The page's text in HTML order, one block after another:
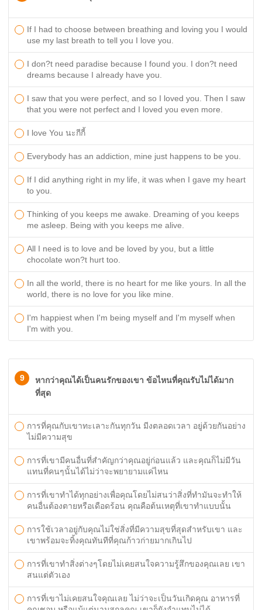
If I had to choose between breathing and loving you I would
use my last breath to tell you I love you.
I don?t need paradise because I found you. I don?t need
dreams because I already have you.
I saw that you were perfect, and so I loved you. Then I saw
that you were not perfect and I loved you even more.
I love You นะกีกี้
Everybody has an addiction, mine just happens to be you.
If I did anything right in my life, it was when I gave my heart
to you.
Thinking of you keeps me awake. Dreaming of you keeps
me asleep. Being with you keeps me alive.
All I need is to love and be loved by you, but a little
chocolate won?t hurt too.
In all the world, there is no heart for me like yours. In all the
world, there is no love for you like mine.
I'm happiest when I'm being myself and I'm myself when
I'm with you.
9
หากว่าคุณได้เป็นคนรักของเขา ข้อไหนที่คุณรับไม่ได้มาก
ที่สุด
การที่คุณกับเขาทะเลาะกันทุกวัน มีงตลอดเวลา อยู่ด้วยกันอย่าง
ไม่มีความสุข
การที่เขามีคนอื่นที่สำคัญกว่าคุณอยู่ก่อนแล้ว และคุณก็ไม่มีวัน
แทนที่คนๆนั้นได้ไม่ว่าจะพยายามแค่ไหน
การที่เขาทำได้ทุกอย่างเพื่อคุณโดยไม่สนว่าสิ่งที่ทำมันจะทำให้
คนอื่นต้องตายหรือเดือดร้อน คุณคือต้นเหตุที่เขาทำแบบนั้น
การใช้เวลาอยู่กับคุณไม่ใช่สิ่งที่มีความสุขที่สุดสำหรับเขา และ
เขาพร้อมจะทิ้งคุณทันทีที่คุณก้าวก่ายมากเกินไป
การที่เขาทำสิ่งต่างๆโดยไม่เคยสนใจความรู้สึกของคุณเลย เขา
สนแต่ตัวเอง
การที่เขาไม่เคยสนใจคุณเลย ไม่ว่าจะเป็นวันเกิดคุณ อาหารที่